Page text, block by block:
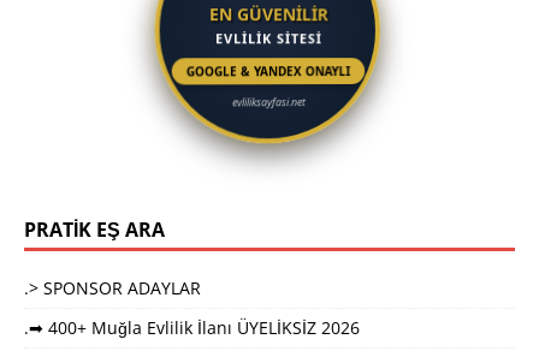
EN GÜVENİLİR
EVLİLİK SİTESİ
GOOGLE & YANDEX ONAYLI
evliliksayfasi.net
PRATİK EŞ ARA
.> SPONSOR ADAYLAR
.➡ 400+ Muğla Evlilik İlanı ÜYELİKSİZ 2026